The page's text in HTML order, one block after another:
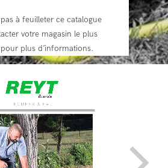
pas à feuilleter ce catalogue
votre magasin le plus
plus d’informations.